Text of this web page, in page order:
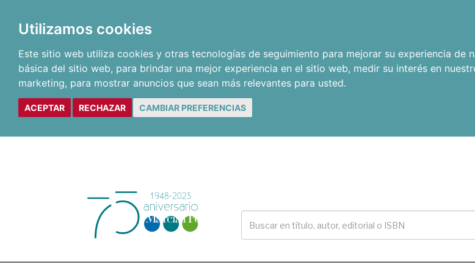
Utilizamos cookies
Este sitio web utiliza cookies y otras tecnologías de seguimiento para mejorar su experiencia de
básica del sitio web, para brindar una mejor experiencia en el sitio web, medir su interés en
marketing, para mostrar anuncios que sean más relevantes para usted.
ACEPTAR RECHAZAR CAMBIAR PREFERENCIAS